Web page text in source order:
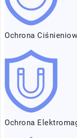
Ochrona
Ochrona